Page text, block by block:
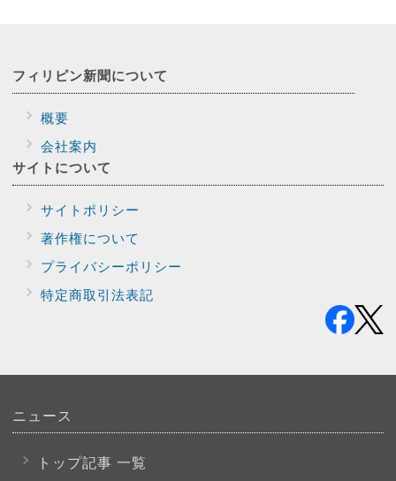
フィリピン新聞について
概要
会社案内
サイトについて
サイトポリシー
著作権について
プライバシーポリシー
特定商取引法表記
ニュース
トップ記事 一覧